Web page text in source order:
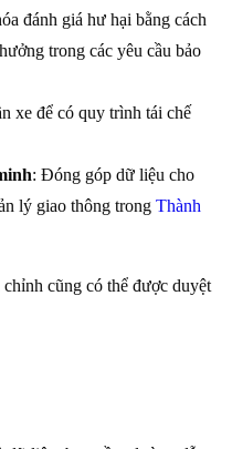
đánh giá hư hại bằng cách
trong các yêu cầu bảo
xe để có quy trình tái chế
: Đóng góp dữ liệu cho
lý giao thông trong Thành
cũng có thể được duyệt